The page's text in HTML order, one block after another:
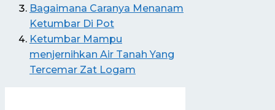
Bagaimana Caranya Menanam
Ketumbar Di Pot
Ketumbar Mampu
menjernihkan Air Tanah Yang
Tercemar Zat Logam